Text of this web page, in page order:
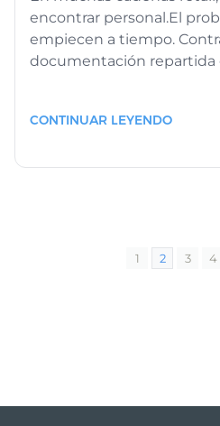
encontrar personal.El
empiecen a tiempo.
documentación repartida
CONTINUAR LEYENDO
1 2 3 4